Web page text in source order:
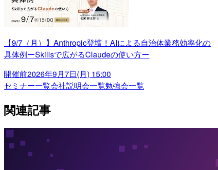
【9/7（月）】Anthropic登壇！AIによる自治体業務効率化の
具体例ーSkillsで広がるClaudeの使い方ー
開催前2026年9月7日(月) 15:00
セミナー一覧会社説明会一覧勉強会一覧
関連記事